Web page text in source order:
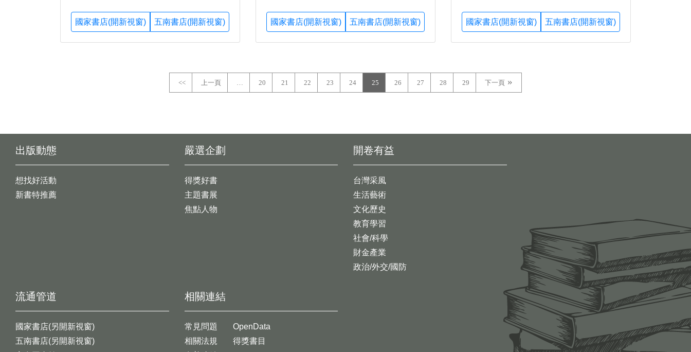
國家書店(開新視窗) 五南書店(開新視窗) 國家書店(開新視窗) 五南書店(開新視窗) 國家書店(開新視窗) 五南書店(開新視窗)
<< 上一頁 20 21 22 23 24 25 26 27 28 29 下一頁
出版動態
想找好活動
新書特推薦
開卷有益
台灣采風
生活藝術
文化歷史
教育學習
社會/科學
財金產業
政治/外交/國防
嚴選企劃
得獎好書
主題書展
焦點人物
流通管道
國家書店(另開新視窗)
五南書店(另開新視窗)
相關連結
常見問題
相關法規
OpenData
得獎書目